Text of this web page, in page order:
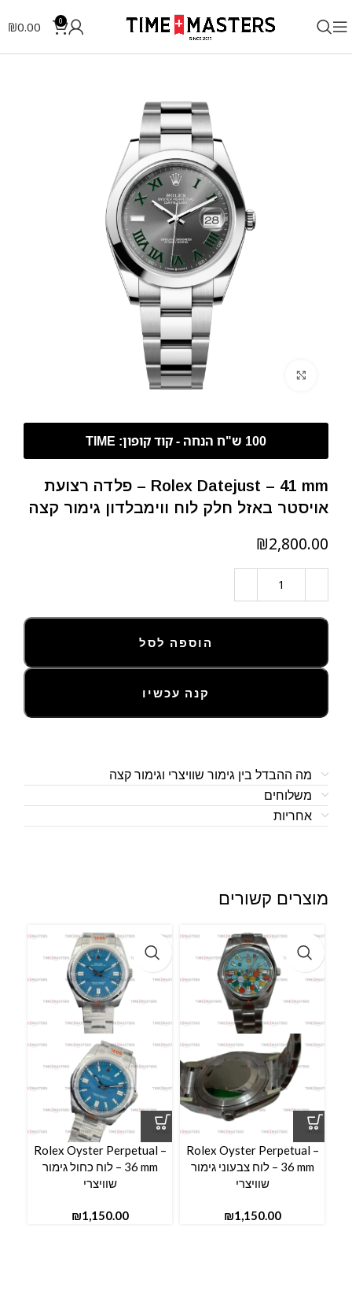
0
₪0.00
Rolex Datejust – 41 mm – פלדה רצועת
אויסטר באזל חלק לוח ווימבלדון גימור קצה
₪
הוספה לסל
קנה עכשיו
מה ההבדל בין גימור שוויצרי וגימור קצה
משלוחים
אחריות
מוצרים קשורים
Rolex Oyster Perpetual –
36 mm – לוח צבעוני גימור
שוויצרי
₪
Rolex Oyster Perpetual –
36 mm – לוח כחול גימור
שוויצרי
₪